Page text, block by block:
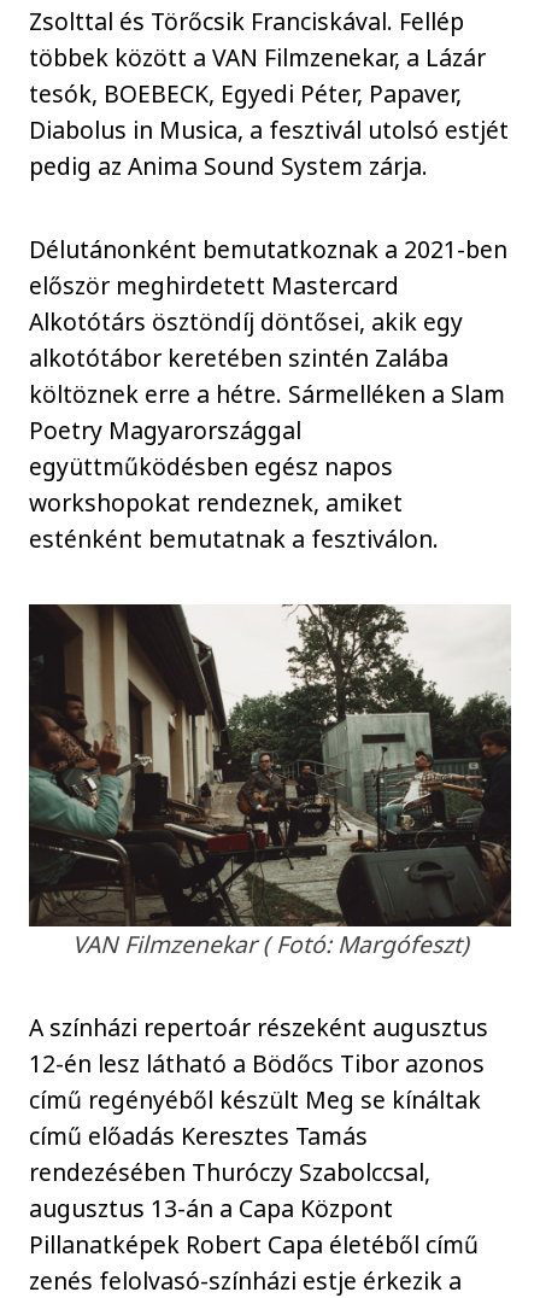
Zsolttal és Törőcsik Franciskával. Fellép
többek között a VAN Filmzenekar, a Lázár
tesók, BOEBECK, Egyedi Péter, Papaver,
Diabolus in Musica, a fesztivál utolsó estjét
pedig az Anima Sound System zárja.
Délutánonként bemutatkoznak a 2021-ben
először meghirdetett Mastercard
Alkotótárs ösztöndíj döntősei, akik egy
alkotótábor keretében szintén Zalába
költöznek erre a hétre. Sármelléken a Slam
Poetry Magyarországgal
együttműködésben egész napos
workshopokat rendeznek, amiket
esténként bemutatnak a fesztiválon.
VAN Filmzenekar ( Fotó: Margófeszt)
A színházi repertoár részeként augusztus
12-én lesz látható a Bödőcs Tibor azonos
című regényéből készült Meg se kínáltak
című előadás Keresztes Tamás
rendezésében Thuróczy Szabolccsal,
augusztus 13-án a Capa Központ
Pillanatképek Robert Capa életéből című
zenés felolvasó-színházi estje érkezik a